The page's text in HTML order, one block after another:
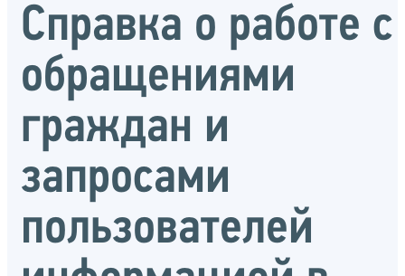
Справка о работе с
обращениями
граждан и
запросами
пользователей